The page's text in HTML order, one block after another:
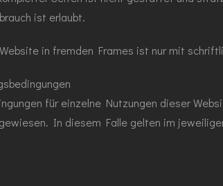
ist erlaubt.
in fremden Frames ist nur mit
für einzelne Nutzungen dieser
In diesem Falle gelten im